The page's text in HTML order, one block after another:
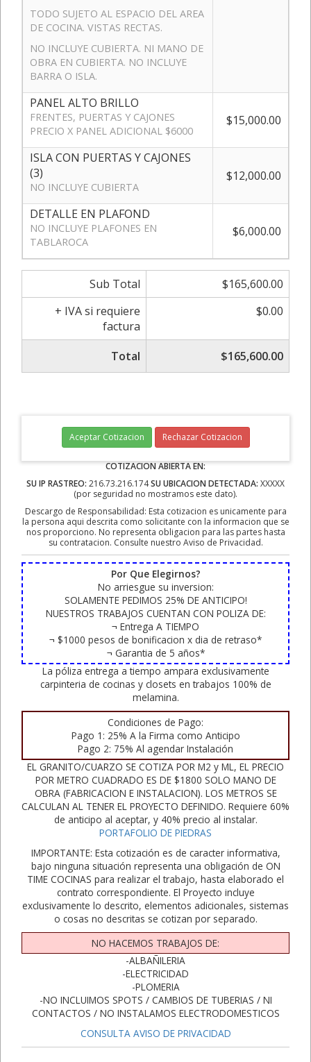
TODO SUJETO AL ESPACIO DEL AREA
DE COCINA. VISTAS RECTAS.
NO INCLUYE CUBIERTA. NI MANO DE
OBRA EN CUBIERTA. NO INCLUYE
BARRA O ISLA.
PANEL ALTO BRILLO
FRENTES, PUERTAS Y CAJONES
PRECIO X PANEL ADICIONAL $6000
$15,000.00
ISLA CON PUERTAS Y CAJONES
(3)
NO INCLUYE CUBIERTA
$12,000.00
DETALLE EN PLAFOND
NO INCLUYE PLAFONES EN
TABLAROCA
$6,000.00
Sub Total
$165,600.00
+ IVA si requiere
factura
$0.00
Total $165,600.00
Aceptar Cotizacion Rechazar Cotizacion
COTIZACION ABIERTA EN:
SU IP RASTREO: 216.73.216.174SU UBICACION DETECTADA: XXXXX
(por seguridad no mostramos este dato).
Descargo de Responsabilidad: Esta cotizacion es unicamente para
la persona aqui descrita como solicitante con la informacion que se
nos proporciono. No representa obligacion para las partes hasta
su contratacion. Consulte nuestro Aviso de Privacidad.
Por Que Elegirnos?
No arriesgue su inversion:
SOLAMENTE PEDIMOS 25% DE ANTICIPO!
NUESTROS TRABAJOS CUENTAN CON POLIZA DE:
¬ Entrega A TIEMPO
¬ $1000 pesos de bonificacion x dia de retraso*
¬ Garantia de 5 años*
La póliza entrega a tiempo ampara exclusivamente
carpinteria de cocinas y closets en trabajos 100% de
melamina.
Condiciones de Pago:
Pago 1: 25% A la Firma como Anticipo
Pago 2: 75% Al agendar Instalación
EL GRANITO/CUARZO SE COTIZA POR M2 y ML, EL PRECIO
POR METRO CUADRADO ES DE $1800 SOLO MANO DE
OBRA (FABRICACION E INSTALACION). LOS METROS SE
CALCULAN AL TENER EL PROYECTO DEFINIDO. Requiere 60%
de anticipo al aceptar, y 40% precio al instalar.
PORTAFOLIO DE PIEDRAS
IMPORTANTE: Esta cotización es de caracter informativa,
bajo ninguna situación representa una obligación de ON
TIME COCINAS para realizar el trabajo, hasta elaborado el
contrato correspondiente. El Proyecto incluye
exclusivamente lo descrito, elementos adicionales, sistemas
o cosas no descritas se cotizan por separado.
NO HACEMOS TRABAJOS DE:
-ALBAÑILERIA
-ELECTRICIDAD
-PLOMERIA
-NO INCLUIMOS SPOTS / CAMBIOS DE TUBERIAS / NI
CONTACTOS / NO INSTALAMOS ELECTRODOMESTICOS
CONSULTA AVISO DE PRIVACIDAD